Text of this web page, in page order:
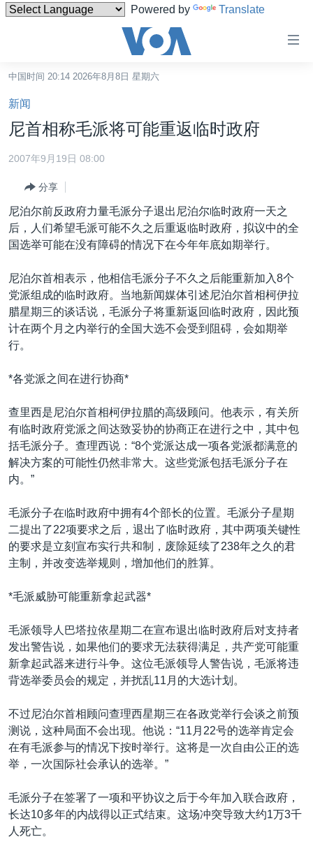
Powered by Translate
碍
链
接
跳
转
转
跳
转
索
港澳
国际
最新国际新闻
中东
欧洲
分类新闻
人权·法律·宗教
科教·文娱·体健
热点专题
白宫要闻
埃博拉疫情
美国之音专访
重要讲话与声明
南中国海争端
关注西藏
关注新疆
GEN Z 看美国
VOA视频
VOA今日焦点
关注我们
中国时间 20:14 2026年8月8日 星期六
新闻
尼首相称毛派将可能重返临时政府
2007年9月19日 08:00
分享
尼泊尔前反政府力量毛派分子退出尼泊尔临时政府一天之
后，人们希望毛派可能不久之后重返临时政府，拟议中的全
国选举可能在没有障碍的情况下在今年年底如期举行。
尼泊尔首相表示，他相信毛派分子不久之后能重新加入8个
党派组成的临时政府。当地新闻媒体引述尼泊尔首相柯伊拉
腊星期三的谈话说，毛派分子将重新返回临时政府，因此预
计在两个月之内举行的全国大选不会受到阻碍，会如期举
行。
*各党派之间在进行协商*
查里西是尼泊尔首相柯伊拉腊的高级顾问。他表示，有关所
有临时政府党派之间达致妥协的协商正在进行之中，其中包
括毛派分子。查理西说：“8个党派达成一项各党派都满意的
解决方案的可能性仍然非常大。这些党派包括毛派分子在
内。”
毛派分子在临时政府中拥有4个部长的位置。毛派分子星期
二提出了22项要求之后，退出了临时政府，其中两项关键性
的要求是立刻宣布实行共和制，废除延续了238年之久的君
主制，并改变选举规则，增加他们的胜算。
*毛派威胁可能重新拿起武器*
毛派领导人巴塔拉依星期二在宣布退出临时政府后对支持者
发出警告说，如果他们的要求无法获得满足，共产党可能重
新拿起武器来进行斗争。这位毛派领导人警告说，毛派将违
背选举委员会的规定，并扰乱11月的大选计划。
不过尼泊尔首相顾问查理西星期三在各政党举行会谈之前预
测说，这种局面不会出现。他说：“11月22号的选举肯定会
在有毛派参与的情况下按时举行。这将是一次自由公正的选
举，一次国际社会承认的选举。”
毛派分子在签署了一项和平协议之后于今年加入联合政府，
长达10多年的内战得以正式结束。这场冲突导致大约1万3千
人死亡。